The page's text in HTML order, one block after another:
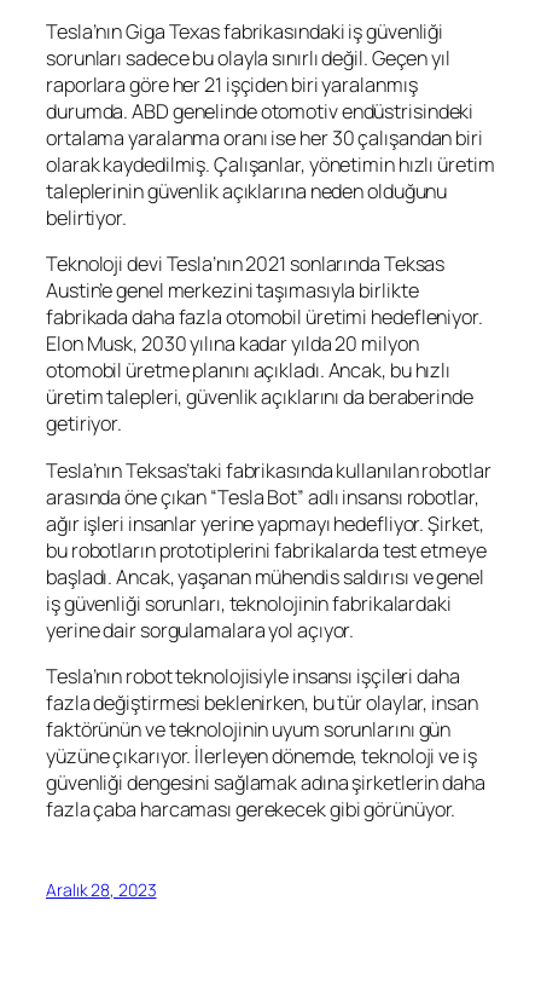
Tesla’nın Giga Texas fabrikasındaki iş güvenliği
sorunları sadece bu olayla sınırlı değil. Geçen yıl
raporlara göre her 21 işçiden biri yaralanmış
durumda. ABD genelinde otomotiv endüstrisindeki
ortalama yaralanma oranı ise her 30 çalışandan biri
olarak kaydedilmiş. Çalışanlar, yönetimin hızlı üretim
taleplerinin güvenlik açıklarına neden olduğunu
belirtiyor.
Teknoloji devi Tesla’nın 2021 sonlarında Teksas
Austin’e genel merkezini taşımasıyla birlikte
fabrikada daha fazla otomobil üretimi hedefleniyor.
Elon Musk, 2030 yılına kadar yılda 20 milyon
otomobil üretme planını açıkladı. Ancak, bu hızlı
üretim talepleri, güvenlik açıklarını da beraberinde
getiriyor.
Tesla’nın Teksas’taki fabrikasında kullanılan robotlar
arasında öne çıkan “Tesla Bot” adlı insansı robotlar,
ağır işleri insanlar yerine yapmayı hedefliyor. Şirket,
bu robotların prototiplerini fabrikalarda test etmeye
başladı. Ancak, yaşanan mühendis saldırısı ve genel
iş güvenliği sorunları, teknolojinin fabrikalardaki
yerine dair sorgulamalara yol açıyor.
Tesla’nın robot teknolojisiyle insansı işçileri daha
fazla değiştirmesi beklenirken, bu tür olaylar, insan
faktörünün ve teknolojinin uyum sorunlarını gün
yüzüne çıkarıyor. İlerleyen dönemde, teknoloji ve iş
güvenliği dengesini sağlamak adına şirketlerin daha
fazla çaba harcaması gerekecek gibi görünüyor.
Aralık 28, 2023